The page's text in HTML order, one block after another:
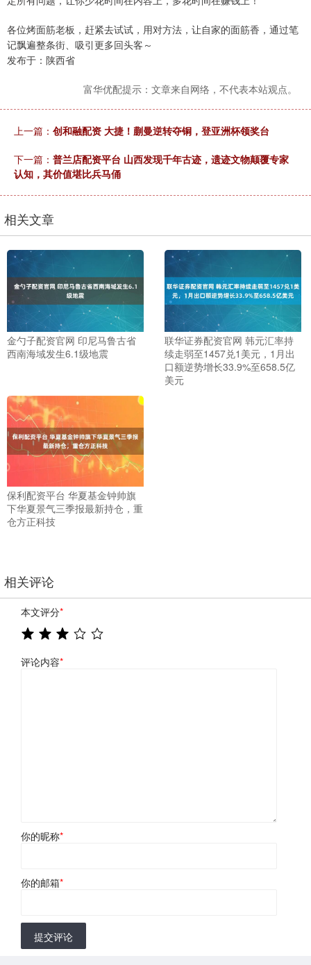
各位烤面筋老板，赶紧去试试，用对方法，让自家的面筋香，通过笔
记飘遍整条街、吸引更多回头客～
发布于：陕西省
富华优配提示：文章来自网络，不代表本站观点。
上一篇： 创和融配资 大捷！蒯曼逆转夺铜，登亚洲杯领奖台
下一篇： 普兰店配资平台 山西发现千年古迹，遗迹文物颠覆专家
认知，其价值堪比兵马俑
相关文章
金勺子配资官网 印尼马鲁古省
西南海域发生6.1级地震
联华证券配资官网 韩元汇率持
续走弱至1457兑1美元，1月出
口额逆势增长33.9%至658.5亿
美元
保利配资平台 华夏基金钟帅旗
下华夏景气三季报最新持仓，重
仓方正科技
相关评论
本文评分*
评论内容*
你的昵称*
你的邮箱*
提交评论